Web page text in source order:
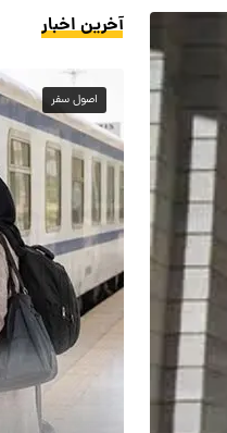
آخرین اخبار
اصول سفر